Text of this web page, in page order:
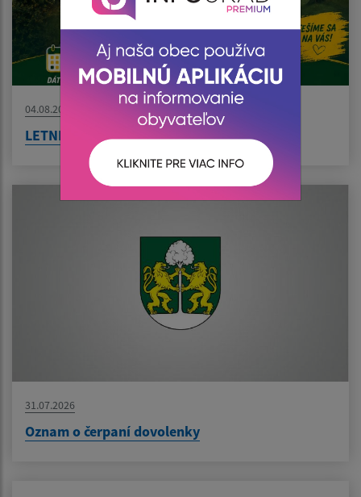
04.08.2026
LETNÉ KINO V BZENOVE JE TU!
31.07.2026
Oznam o čerpaní dovolenky